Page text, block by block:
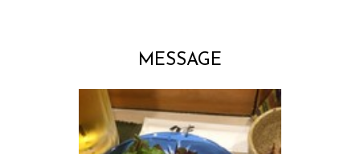
MESSAGE